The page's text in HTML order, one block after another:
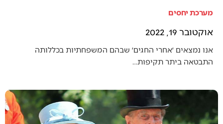
מערכת יחסים
אוקטובר 19, 2022
אנו נמצאים ׳אחרי החגים׳ שבהם המשפחתיות בכללותה
התבטאה ביתר תקיפות…